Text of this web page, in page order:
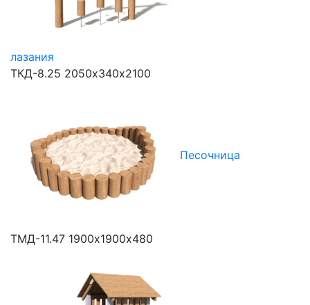
лазания
ТКД-8.25 2050х340х2100
Песочница
ТМД-11.47 1900х1900х480